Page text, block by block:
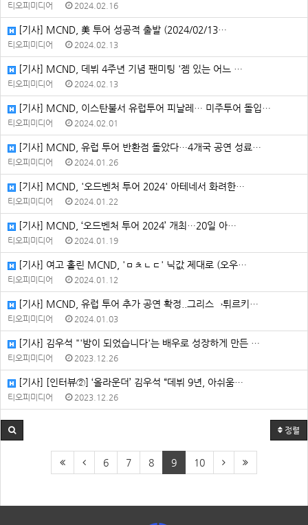
티오피미디어 2024.02.16
[기사] MCND, 美 투어 성공적 출발 (2024/02/13…
티오피미디어 2024.02.13
[기사] MCND, 데뷔 4주년 기념 팬미팅 '젬 있는 어느 …
티오피미디어 2024.02.13
[기사] MCND, 이스탄불서 유럽투어 피날레… 미주투어 돌입…
티오피미디어 2024.02.01
[기사] MCND, 유럽 투어 반환점 돌았다…4개국 공연 성료…
티오피미디어 2024.01.26
[기사] MCND, '오드벤처 투어 2024' 아테네서 화려한…
티오피미디어 2024.01.22
[기사] MCND, ‘오드벤처 투어 2024’ 개최⋯20일 아…
티오피미디어 2024.01.19
[기사] 여고 홀린 MCND, 'ㅁㅊㄴㄷ' 닉값 제대로 (오우…
티오피미디어 2024.01.12
[기사] MCND, 유럽 투어 추가 공연 확정..그리스→튀르키…
티오피미디어 2024.01.03
[기사] 김우석 "'밤이 되었습니다'는 배우로 성장하게 만든 …
티오피미디어 2023.12.26
[기사] [인터뷰②] ‘올라운더’ 김우석 “데뷔 9년, 아쉬움…
티오피미디어 2023.12.26
정렬
6 7 8 9 10